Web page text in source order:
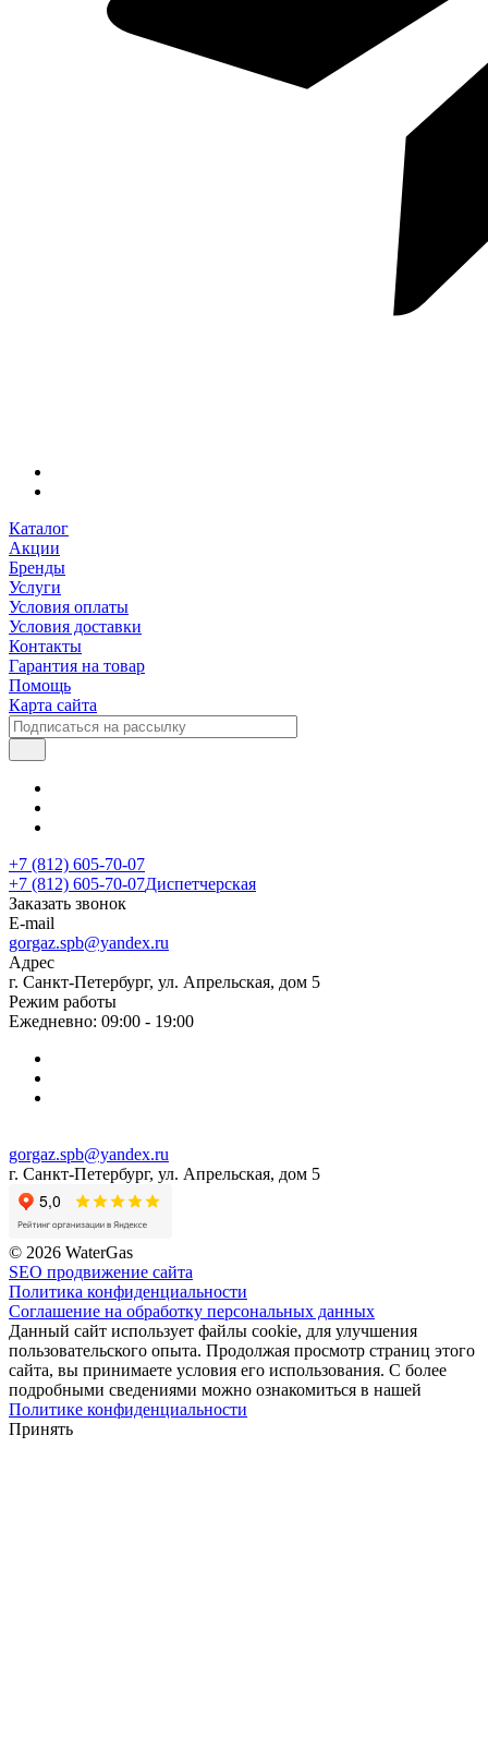
Каталог
Акции
Бренды
Услуги
Условия оплаты
Условия доставки
Контакты
Гарантия на товар
Помощь
Карта сайта
+7 (812) 605-70-07
+7 (812) 605-70-07Диспетчерская
Заказать звонок
E-mail
gorgaz.spb@yandex.ru
Адрес
г. Санкт-Петербург, ул. Апрельская, дом 5
Режим работы
Ежедневно: 09:00 - 19:00
gorgaz.spb@yandex.ru
г. Санкт-Петербург, ул. Апрельская, дом 5
© 2026 WaterGas
SEO продвижение сайта
Политика конфиденциальности
Соглашение на обработку персональных данных
Данный сайт использует файлы cookie, для улучшения
пользовательского опыта. Продолжая просмотр страниц этого
сайта, вы принимаете условия его использования. С более
подробными сведениями можно ознакомиться в нашей
Политике конфиденциальности
Принять